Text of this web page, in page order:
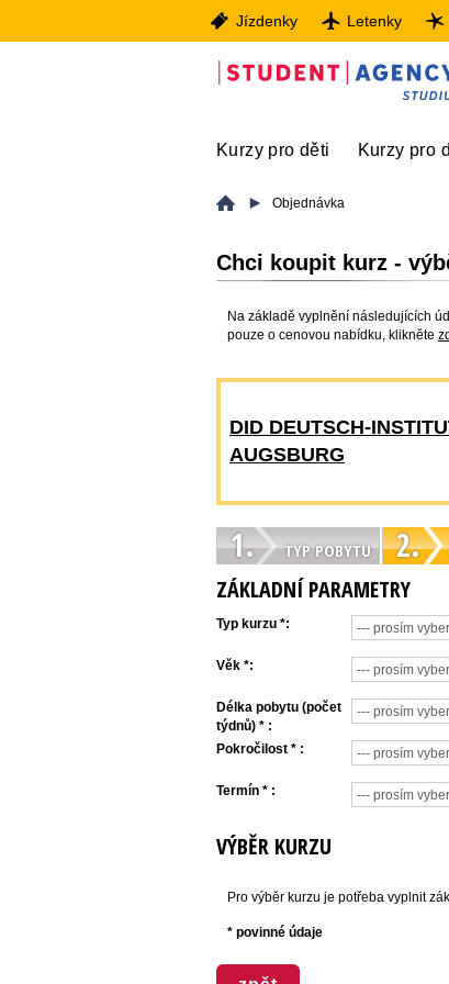
Jízdenky Letenky
Kurzy pro děti Kurzy pro
Objednávka
Chci koupit kurz -
Na základě vyplnění následujících
pouze o cenovou nabídku, klikněte
DID DEUTSCH-
AUGSBURG
1. TYP POBYTU 2.
ZÁKLADNÍ PARAMETRY
Typ kurzu *:
Věk *:
Délka pobytu (počet
týdnů) * :
Pokročilost * :
Termín * :
VÝBĚR KURZU
Pro výběr kurzu je potřeba vyplnit
* povinné údaje